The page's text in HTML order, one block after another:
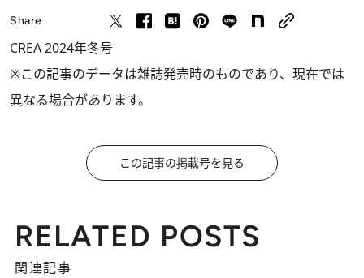
Share
CREA 2024年冬号
※この記事のデータは雑誌発売時のものであり、現在では
異なる場合があります。
この記事の掲載号を見る
RELATED POSTS
関連記事